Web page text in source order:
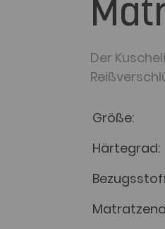
Der
Größe
Härtegrad